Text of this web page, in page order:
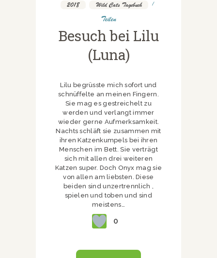
2018 Wild Cats Tagebuch
Teilen
Besuch bei Lilu
(Luna)
Lilu begrüsste mich sofort und
schnüffelte an meinen Fingern.
Sie mag es gestreichelt zu
werden und verlangt immer
wieder gerne Aufmerksamkeit.
Nachts schläft sie zusammen mit
ihren Katzenkumpels bei ihren
Menschen im Bett. Sie verträgt
sich mit allen drei weiteren
Katzen super. Doch Onyx mag sie
von allen am liebsten. Diese
beiden sind unzertrennlich ,
spielen und toben und sind
meistens…
0